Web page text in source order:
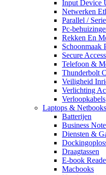
Input Device
Netwerken
Parallel /
Pc-
Rekken En
Schoonmaak
Secure
Telefoon &
Thunderbolt
Veiligheid
Verlichting
Verloopkabels
Laptops & Netbooks
Batterijen
Business
Diensten &
Draagtassen
E-book
Macbooks